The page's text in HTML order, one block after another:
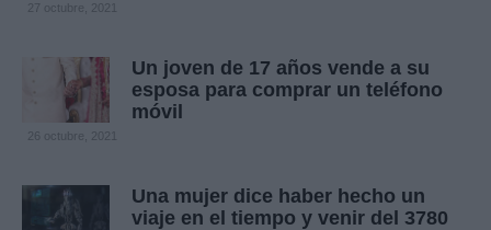
27 octubre, 2021
Un joven de 17 años vende a su
esposa para comprar un teléfono
móvil
26 octubre, 2021
Una mujer dice haber hecho un
viaje en el tiempo y venir del 3780